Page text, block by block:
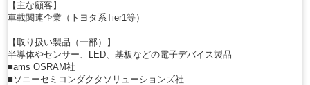
【主な顧客】
車載関連企業（トヨタ系Tier1等）
【取り扱い製品（一部）】
半導体やセンサー、LED、基板などの電子デバイス製品
■ams OSRAM社
■ソニーセミコンダクタソリューションズ社